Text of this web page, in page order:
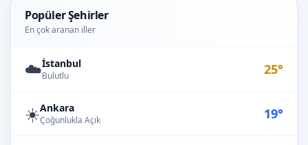
Popüler Şehirler
En çok aranan iller
☁️İstanbul
Bulutlu 25°
☀️Ankara
Çoğunlukla Açık 19°